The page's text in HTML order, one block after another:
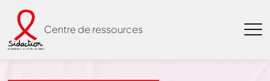
Centre de ressources